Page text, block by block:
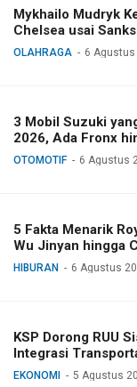
Mykhailo Mudryk
Chelsea usai
OLAHRAGA 6 Agustus
3 Mobil Suzuki
2026, Ada Fronx
OTOMOTIF 6 Agustus
5 Fakta Menarik
Wu Jinyan hingga
HIBURAN 6 Agustus
KSP Dorong RUU
Integrasi
EKONOMI 5 Agustus